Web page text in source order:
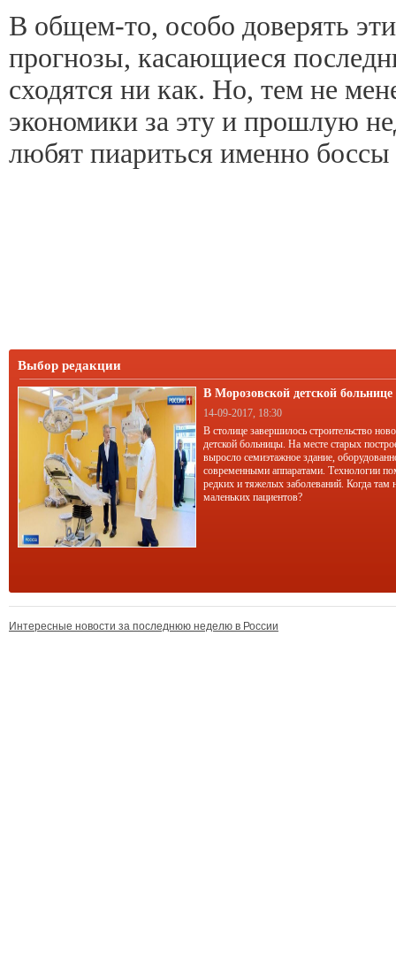
В общем-то, особо доверять
прогнозы, касающиеся
сходятся ни как. Но, тем не
экономики за эту и прошлую
любят пиариться именно боссы
Выбор редакции
В Морозовской детской
корпус
14-09-2017, 18:30
В столице завершилось строительство
детской больницы. На месте старых
выросло семиэтажное здание,
современными аппаратами. Технологии
редких и тяжелых заболеваний. Когда там
маленьких пациентов?
Интересные новости за последнюю неделю в России